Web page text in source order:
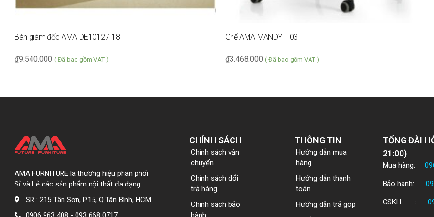
Bàn giám đốc AMA-DE10127-18
9.540.000
₫ ( Đã bao gồm VAT )
Ghế AMA-MANDY T-03
3.468.000
₫ ( Đã bao gồm VAT )
AMA FURNITURE là thương hiệu phân phối
Sỉ và Lẻ các sản phẩm nội thất đa dạng
SR : 215 Tân Sơn, P.15, Q.Tân Bình, HCM
0906 963 408 - 093 668 0717
CHÍNH SÁCH
Chính sách vận
chuyển
Chính sách đổi
trả hàng
Chính sách bảo
hành
THÔNG TIN
Hướng dẫn mua
hàng
Hướng dẫn thanh
toán
Hướng dẫn trả góp
TỔNG ĐÀI
21:00)
Mua hàng:
Bảo hành:
CSKH :